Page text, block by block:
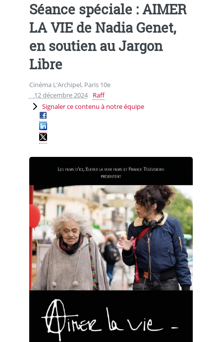
Séance spéciale : AIMER
LA VIE de Nadia Genet,
en soutien au Jargon
Libre
Cinéma L’Archipel, Paris 10e
12 décembre 2024
Raff
Signaler ce contenu à notre équipe